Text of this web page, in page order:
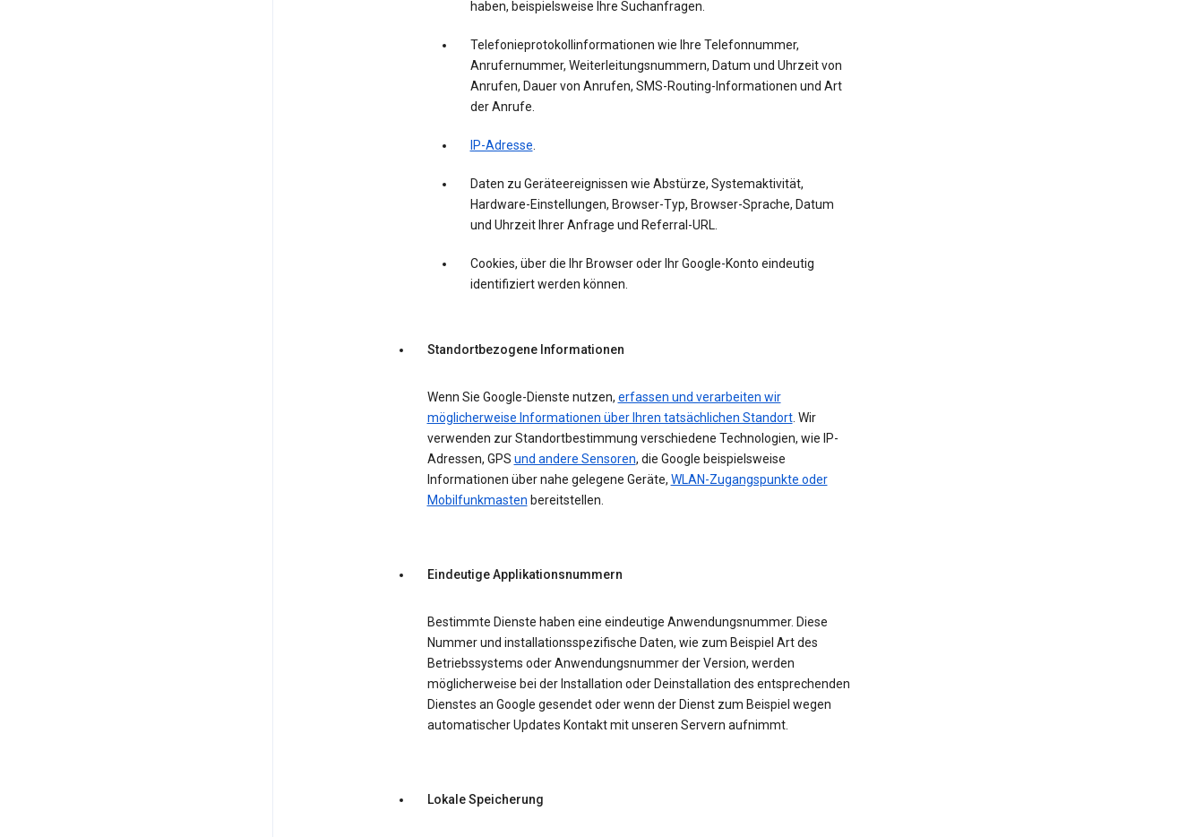
haben, beispielsweise Ihre Suchanfragen.
Telefonieprotokollinformationen wie Ihre Telefonnummer,
Anrufernummer, Weiterleitungsnummern, Datum und Uhrzeit von
Anrufen, Dauer von Anrufen, SMS-Routing-Informationen und Art
der Anrufe.
IP-Adresse.
Daten zu Geräteereignissen wie Abstürze, Systemaktivität,
Hardware-Einstellungen, Browser-Typ, Browser-Sprache, Datum
und Uhrzeit Ihrer Anfrage und Referral-URL.
Cookies, über die Ihr Browser oder Ihr Google-Konto eindeutig
identifiziert werden können.
Standortbezogene Informationen
Wenn Sie Google-Dienste nutzen, erfassen und verarbeiten wir
möglicherweise Informationen über Ihren tatsächlichen Standort. Wir
verwenden zur Standortbestimmung verschiedene Technologien, wie IP-
Adressen, GPS und andere Sensoren, die Google beispielsweise
Informationen über nahe gelegene Geräte, WLAN-Zugangspunkte oder
Mobilfunkmasten bereitstellen.
Eindeutige Applikationsnummern
Bestimmte Dienste haben eine eindeutige Anwendungsnummer. Diese
Nummer und installationsspezifische Daten, wie zum Beispiel Art des
Betriebssystems oder Anwendungsnummer der Version, werden
möglicherweise bei der Installation oder Deinstallation des entsprechenden
Dienstes an Google gesendet oder wenn der Dienst zum Beispiel wegen
automatischer Updates Kontakt mit unseren Servern aufnimmt.
Lokale Speicherung